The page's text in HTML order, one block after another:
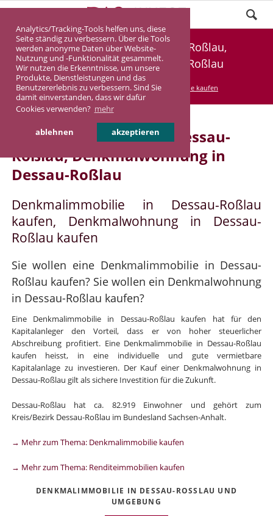
Analytics/Tracking-Tools helfen uns, diese
Seite ständig zu verbessern. Über die Tools
werden anonyme Daten über Website-
Nutzung und -Funktionalität gesammelt.
Wir nutzen die Erkenntnisse, um unsere
Produkte, Dienstleistungen und das
Benutzererlebnis zu verbessern. Sind Sie
damit einverstanden, dass wir dafür
Cookies verwenden? mehr
ablehnen akzeptieren
Denkmalimmobilie Dessau-Roßlau,
Denkmalwohnung Dessau-Roßlau
DASINVEST Service Denkmalimmobilie kaufen
Denkmalimmobilie in Dessau-
Roßlau, Denkmalwohnung in
Dessau-Roßlau
Denkmalimmobilie in Dessau-Roßlau
kaufen, Denkmalwohnung in Dessau-
Roßlau kaufen
Sie wollen eine Denkmalimmobilie in Dessau-
Roßlau kaufen? Sie wollen ein Denkmalwohnung
in Dessau-Roßlau kaufen?
Eine Denkmalimmobilie in Dessau-Roßlau kaufen hat für den
Kapitalanleger den Vorteil, dass er von hoher steuerlicher
Abschreibung profitiert. Eine Denkmalimmobilie in Dessau-Roßlau
kaufen heisst, in eine individuelle und gute vermietbare
Kapitalanlage zu investieren. Der Kauf einer Denkmalwohnung in
Dessau-Roßlau gilt als sichere Investition für die Zukunft.
Dessau-Roßlau hat ca. 82.919 Einwohner und gehört zum
Kreis/Bezirk Dessau-Roßlau im Bundesland Sachsen-Anhalt.
→ Mehr zum Thema: Denkmalimmobilie kaufen
→ Mehr zum Thema: Renditeimmobilien kaufen
DENKMALIMMOBILIE IN DESSAU-ROSSLAU UND U
MGEBUNG